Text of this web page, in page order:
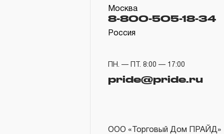
Москва
8-800-505-18-34
Россия
ПН. — ПТ. 8:00 — 17:00
pride@pride.ru
ООО «Торговый Дом ПРАЙД»